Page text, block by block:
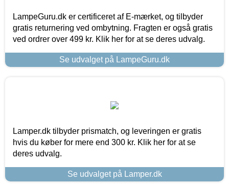
LampeGuru.dk er certificeret af E-mærket, og tilbyder
gratis returnering ved ombytning. Fragten er også gratis
ved ordrer over 499 kr. Klik her for at se deres udvalg.
Se udvalget på LampeGuru.dk
Lamper.dk tilbyder prismatch, og leveringen er gratis
hvis du køber for mere end 300 kr. Klik her for at se
deres udvalg.
Se udvalget på Lamper.dk